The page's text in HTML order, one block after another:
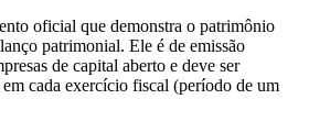
oficial que demonstra o patrimônio
patrimonial. Ele é de emissão
de capital aberto e deve ser
cada exercício fiscal (período de um